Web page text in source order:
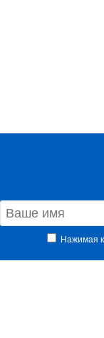
Нажимая